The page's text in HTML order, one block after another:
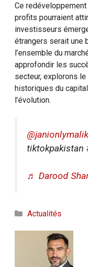
Ce
profits pourraient
investisseurs
étrangers serait une
l’ensemble du
approfondir les
secteur, explorons
historiques du
l’évolution.
tiktokpakistan
♬ Darood
Catégories
Actualités